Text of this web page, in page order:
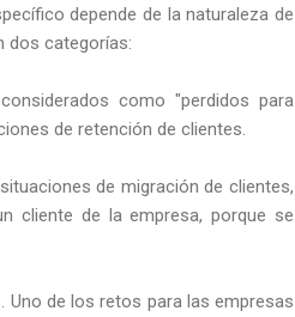
depende de la naturaleza de
dos categorías:
como "perdidos para
de retención de clientes.
de migración de clientes,
cliente de la empresa, porque se
Uno de los retos para las empresas